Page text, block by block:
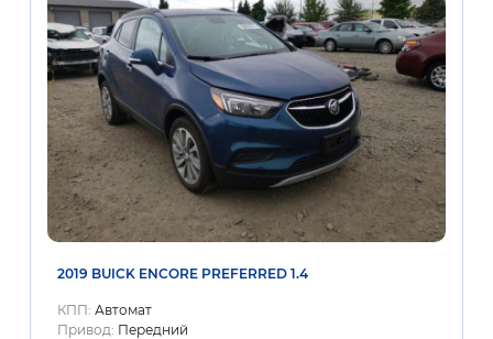
2019 BUICK ENCORE PREFERRED 1.4
КПП: Автомат
Привод: Передний